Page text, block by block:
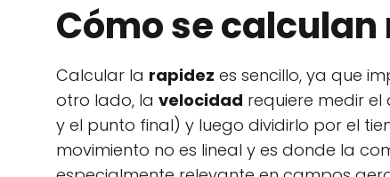
Cómo se
Calcular la rapidez es sencillo, ya que
otro lado, la velocidad requiere medir
y el punto final) y luego dividirlo por el
movimiento no es lineal y es donde la